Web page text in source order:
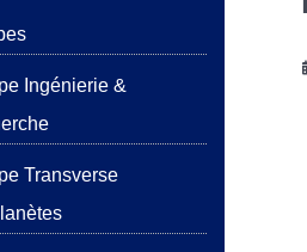
Ingénierie &
Transverse